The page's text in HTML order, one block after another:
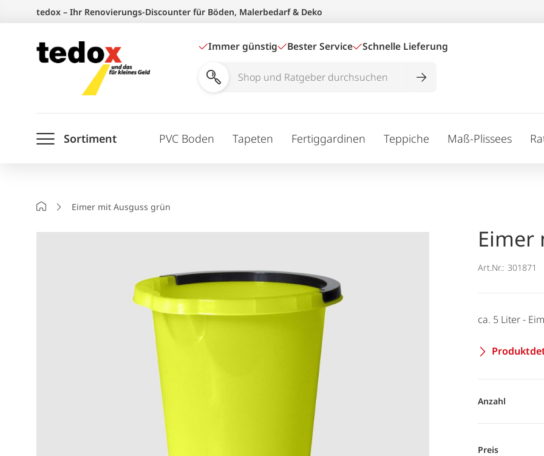
springen
tedox – Ihr Renovierungs-Discounter für Böden, Malerbedarf & Deko
Immer günstig Bester Service Schnelle Lieferung
Shop
durchsuchen
Sortiment PVC Boden Tapeten Fertiggardinen Teppiche Maß-Plissees
StartseiteEimer mit Ausguss grün
Eimer
Art.Nr.: 301871
ca. 5 Liter -
Anzahl
Preis